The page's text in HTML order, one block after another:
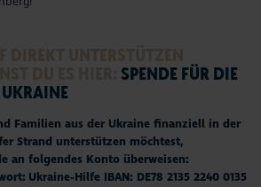
SPENDE FÜR DIE
Familien aus der Ukraine finanziell in der
Strand unterstützen möchtest,
an folgendes Konto überweisen:
Ukraine-Hilfe IBAN: DE78 2135 2240 0135